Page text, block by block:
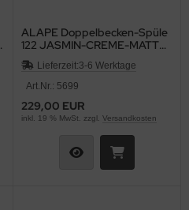
ALAPE Doppelbecken-Spüle
122 JASMIN-CREME-MATT
92x47,5 cm
Lieferzeit:3-6 Werktage
Art.Nr.: 5699
229,00 EUR
inkl. 19 % MwSt. zzgl. Versandkosten